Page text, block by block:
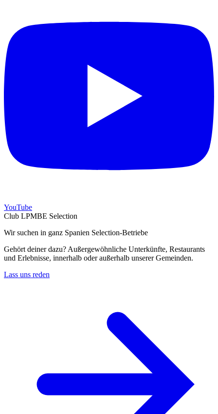
YouTube
Club LPMBE Selection
Wir suchen in ganz Spanien Selection-Betriebe
Gehört deiner dazu? Außergewöhnliche Unterkünfte, Restaurants
und Erlebnisse, innerhalb oder außerhalb unserer Gemeinden.
Lass uns reden